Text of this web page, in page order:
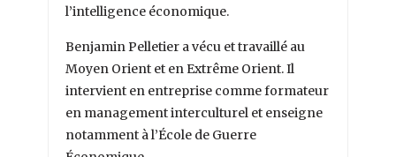
l’intelligence économique.
Benjamin Pelletier a vécu et travaillé au
Moyen Orient et en Extrême Orient. Il
intervient en entreprise comme formateur
en management interculturel et enseigne
notamment à l’École de Guerre